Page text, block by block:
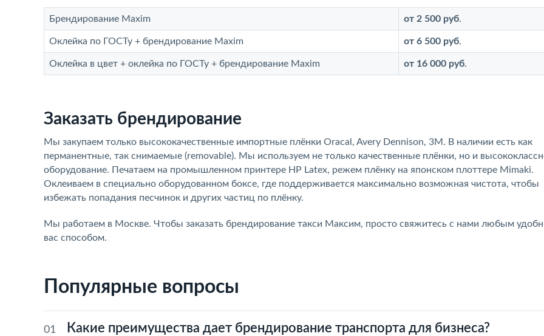
Брендирование Maxim от 2 500 руб.
Оклейка по ГОСТу + брендирование Maxim от 6 500 руб.
Оклейка в цвет + оклейка по ГОСТу + брендирование Maxim от 16 000 руб.
Заказать брендирование
Мы закупаем только высококачественные импортные плёнки Oracal, Avery Dennison, 3M. В наличии есть как
перманентные, так снимаемые (removable). Мы используем не только качественные плёнки, но и
оборудование. Печатаем на промышленном принтере HP Latex, режем плёнку на японском плоттере Mimaki.
Оклеиваем в специально оборудованном боксе, где поддерживается максимально возможная чистота, чтобы
избежать попадания песчинок и других частиц по плёнку.
Мы работаем в Москве. Чтобы заказать брендирование такси Максим, просто свяжитесь с нами любым
вас способом.
Популярные вопросы
01 Какие преимущества дает брендирование транспорта для бизнеса?